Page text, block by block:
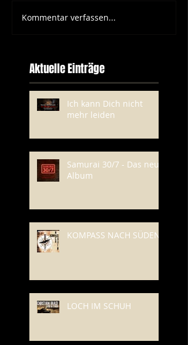
Kommentar verfassen...
Aktuelle Einträge
Ich kann Dich nicht
mehr leiden
Samurai 30/7 - Das neue
Album
KOMPASS NACH SÜDEN
LOCH IM SCHUH